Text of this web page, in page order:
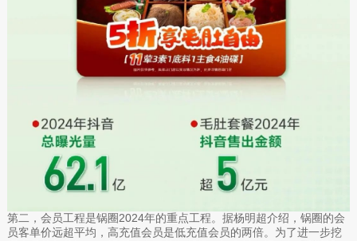
第二，会员工程是锅圈2024年的重点工程。据杨明超介绍，锅圈的会
员客单价远超平均，高充值会员是低充值会员的两倍。为了进一步挖